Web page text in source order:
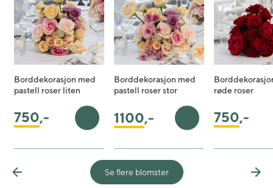
Borddekorasjon med
pastell roser liten
750,- Legg i handlekurv
Borddekorasjon med
pastell roser stor
1100,- Legg i handlekurv
røde roser
750,-
Previous Se flere blomster